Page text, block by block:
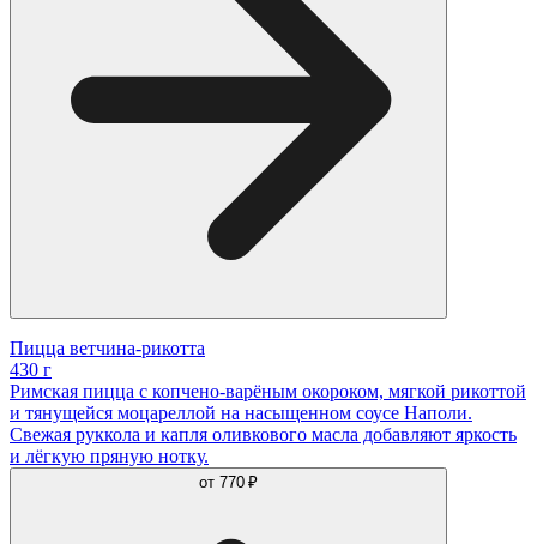
Пицца ветчина-рикотта
430 г
Римская пицца с копчено-варёным окороком, мягкой рикоттой
и тянущейся моцареллой на насыщенном соусе Наполи.
Свежая руккола и капля оливкового масла добавляют яркость
и лёгкую пряную нотку.
от 770 ₽